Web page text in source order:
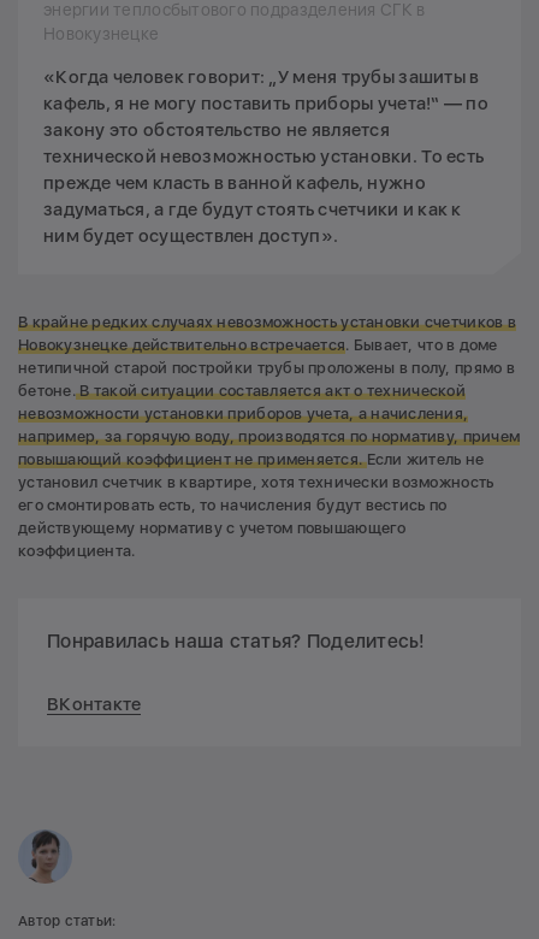
энергии теплосбытового подразделения СГК в
Новокузнецке
«Когда человек говорит: „У меня трубы зашиты в
кафель, я не могу поставить приборы учета!“ — по
закону это обстоятельство не является
технической невозможностью установки. То есть
прежде чем класть в ванной кафель, нужно
задуматься, а где будут стоять счетчики и как к
ним будет осуществлен доступ».
В крайне редких случаях невозможность установки счетчиков в
Новокузнецке действительно встречается. Бывает, что в доме
нетипичной старой постройки трубы проложены в полу, прямо в
бетоне.В такой ситуации составляется акт о технической
невозможности установки приборов учета, а начисления,
например, за горячую воду, производятся по нормативу, причем
повышающий коэффициент не применяется.Если житель не
установил счетчик в квартире, хотя технически возможность
его смонтировать есть, то начисления будут вестись по
действующему нормативу с учетом повышающего
коэффициента.
Понравилась наша статья? Поделитесь!
ВКонтакте
Автор статьи: